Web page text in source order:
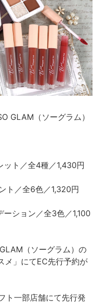
GLAM（ソーグラム）
ット／全4種／1,430円
ト／全6色／1,320円
ーション／全3色／1,100
（ソーグラム）の
メ」にてEC先行予約が
ト一部店舗にて先行発